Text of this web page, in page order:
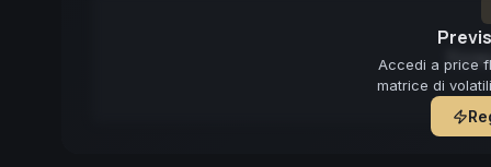
Accedi a price
matrice di